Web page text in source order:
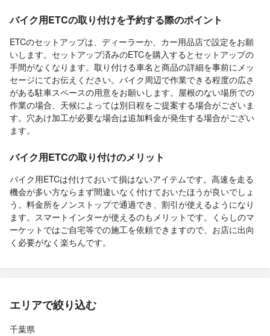
バイク用ETCの取り付けを予約する際のポイント
ETCのセットアップは、ディーラーか、カー用品店で設定をお願
いします。セットアップ済みのETCを購入するとセットアップの
手間がなくなります。取り付ける車名と商品の詳細を事前にメッ
セージにてお伝えください。バイク周辺で作業できる程度の広さ
がある駐車スペースの用意をお願いします。屋根のない場所での
作業の場合、天候によっては別日程をご提案する場合がございま
す。穴あけ加工が必要な場合は追加料金が発生する場合がござい
ます。
バイク用ETCの取り付けのメリット
バイク用ETCは付けておいて損はないアイテムです。高速を走る
機会が多い方ならまず間違いなく付けておいたほうが良いでしょ
う。料金所をノンストップで通過でき、割引が使えるようになり
ます。スマートインターが使えるのもメリットです。くらしのマ
ーケットではご自宅等での施工を依頼できますので、お店に出向
く必要がなく楽ちんです。
エリアで絞り込む
千葉県